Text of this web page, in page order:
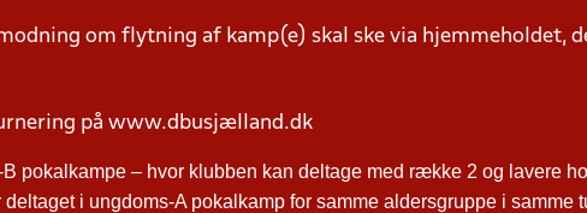
om flytning af kamp(e) skal ske via hjemmeholdet,
på www.dbusjælland.dk
pokalkampe – hvor klubben kan deltage med række 2 og lavere
i ungdoms-A pokalkamp for samme aldersgruppe i samme